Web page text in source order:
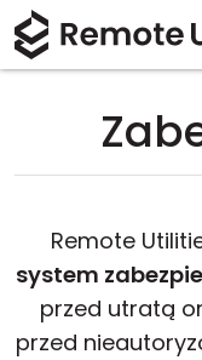
Remote
system
przed utratą
przed
Zabezpieczenia
Informacje o
Tryby połączeń
Produkcja i
Edukacja i rząd
Technologie
macOS
iOS/Android
Asystent licencji
Dokumentacja
Agenda